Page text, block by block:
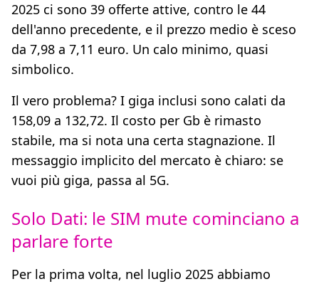
2025 ci sono 39 offerte attive, contro le 44
dell'anno precedente, e il prezzo medio è sceso
da 7,98 a 7,11 euro. Un calo minimo, quasi
simbolico.
Il vero problema? I giga inclusi sono calati da
158,09 a 132,72. Il costo per Gb è rimasto
stabile, ma si nota una certa stagnazione. Il
messaggio implicito del mercato è chiaro: se
vuoi più giga, passa al 5G.
Solo Dati: le SIM mute cominciano a
parlare forte
Per la prima volta, nel luglio 2025 abbiamo